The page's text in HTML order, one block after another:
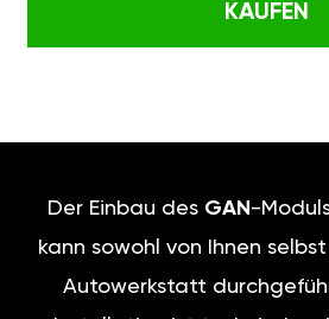
KAUFEN
Der Einbau des GAN -
kann sowohl von Ihnen
Autowerkstatt